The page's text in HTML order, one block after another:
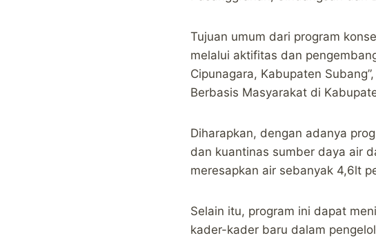
Tujuan umum dari program
melalui aktifitas dan
Cipunagara, Kabupaten
Berbasis Masyarakat di
Diharapkan, dengan adanya
dan kuantinas sumber daya air
meresapkan air sebanyak 4,6lt
Selain itu, program ini dapat
kader-kader baru dalam